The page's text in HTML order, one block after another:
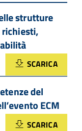
strutture
SCARICA
del
ECM
SCARICA